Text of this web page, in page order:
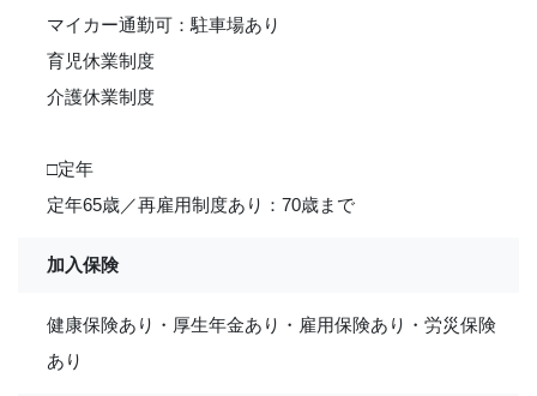
マイカー通勤可：駐車場あり
育児休業制度
介護休業制度
□定年
定年65歳／再雇用制度あり：70歳まで
加入保険
健康保険あり・厚生年金あり・雇用保険あり・労災保険
あり